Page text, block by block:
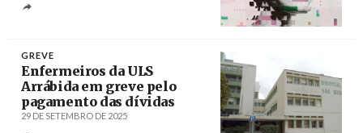
GREVE
Enfermeiros da ULS
Arrábida em greve pelo
pagamento das dívidas
29 DE SETEMBRO DE 2025